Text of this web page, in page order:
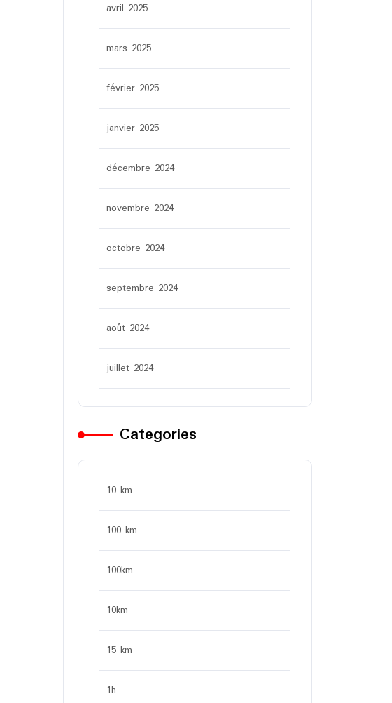
avril 2025
mars 2025
février 2025
janvier 2025
décembre 2024
novembre 2024
octobre 2024
septembre 2024
août 2024
juillet 2024
Categories
10 km
100 km
100km
10km
15 km
1h